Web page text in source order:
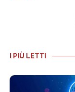
I PIÙ LETTI